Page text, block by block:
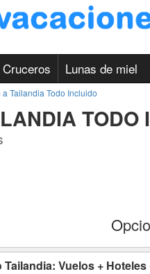
Cruceros Lunas de miel
a Tailandia Todo Incluido
TODO
Vuelos + Hoteles